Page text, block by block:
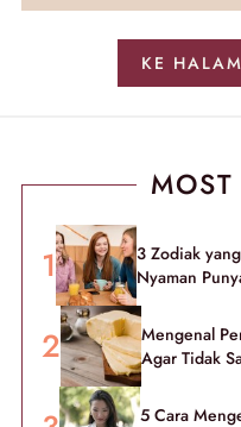
KE
3 Zodiak
Nyaman
Mengenal
Agar Tidak
5 Cara